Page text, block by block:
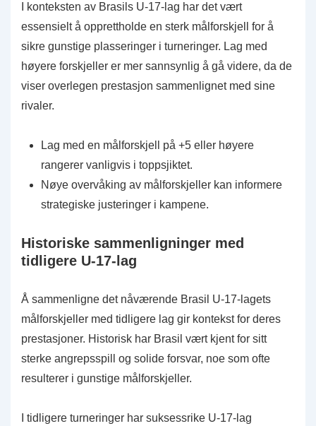
I konteksten av Brasils U-17-lag har det vært
essensielt å opprettholde en sterk målforskjell for å
sikre gunstige plasseringer i turneringer. Lag med
høyere forskjeller er mer sannsynlig å gå videre, da de
viser overlegen prestasjon sammenlignet med sine
rivaler.
Lag med en målforskjell på +5 eller høyere
rangerer vanligvis i toppsjiktet.
Nøye overvåking av målforskjeller kan informere
strategiske justeringer i kampene.
Historiske sammenligninger med
tidligere U-17-lag
Å sammenligne det nåværende Brasil U-17-lagets
målforskjeller med tidligere lag gir kontekst for deres
prestasjoner. Historisk har Brasil vært kjent for sitt
sterke angrepsspill og solide forsvar, noe som ofte
resulterer i gunstige målforskjeller.
I tidligere turneringer har suksessrike U-17-lag